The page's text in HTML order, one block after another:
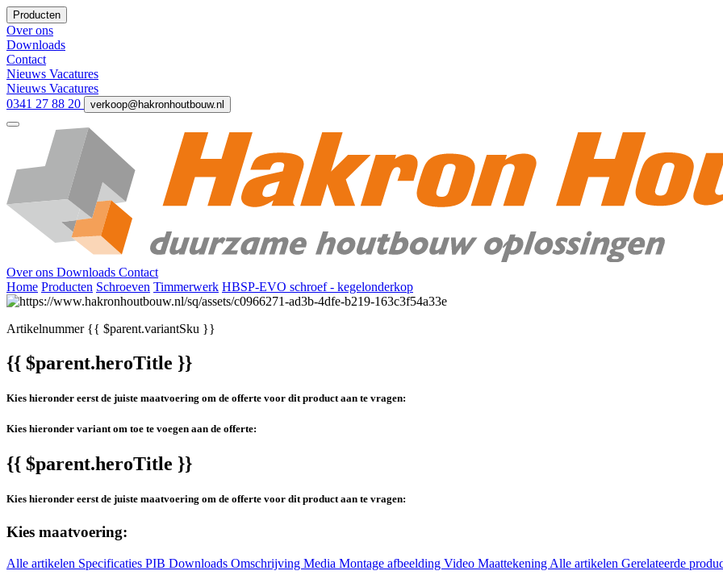
Producten
Over ons
Downloads
Contact
Nieuws Vacatures
Nieuws Vacatures
0341 27 88 20
verkoop@hakronhoutbouw.nl
Over ons Downloads Contact
Home Producten Schroeven Timmerwerk HBSP-EVO schroef - kegelonderkop
Artikelnummer{{ $parent.variantSku }}
{{ $parent.heroTitle }}
Kies hieronder eerst de juiste maatvoering om de offerte voor dit product aan te vragen:
Kies hieronder variant om toe te voegen aan de offerte:
{{ $parent.heroTitle }}
Kies hieronder eerst de juiste maatvoering om de offerte voor dit product aan te vragen:
Kies maatvoering:
Alle artikelen Specificaties PIB Downloads Omschrijving Media Montage afbeelding Video Maattekening Alle artikelen Gerelateerde